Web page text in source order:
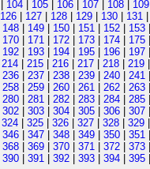
104 105 106 107 108 109
126 127 128 129 130 131
148 149 150 151 152 153
170 171 172 173 174 175
192 193 194 195 196 197
214 215 216 217 218 219
236 237 238 239 240 241
258 259 260 261 262 263
280 281 282 283 284 285
302 303 304 305 306 307
324 325 326 327 328 329
346 347 348 349 350 351
368 369 370 371 372 373
390 391 392 393 394 395